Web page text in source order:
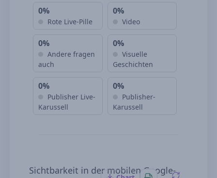
0%
Rote Live-Pille
0%
Video
0%
Andere fragen
auch
0%
Visuelle
Geschichten
0%
Publisher Live-
Karussell
0%
Publisher-
Karussell
Sichtbarkeit in der mobilen Google-